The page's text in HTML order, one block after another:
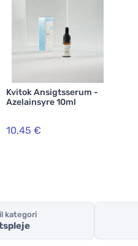
Kvitok Ansigtsserum -
Azelainsyre 10ml
10,45 €
kategori